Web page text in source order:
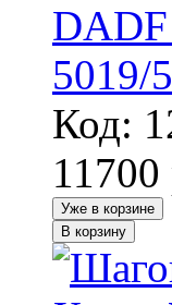
5019/
Код:
11700
Уже в корзине
В корзину